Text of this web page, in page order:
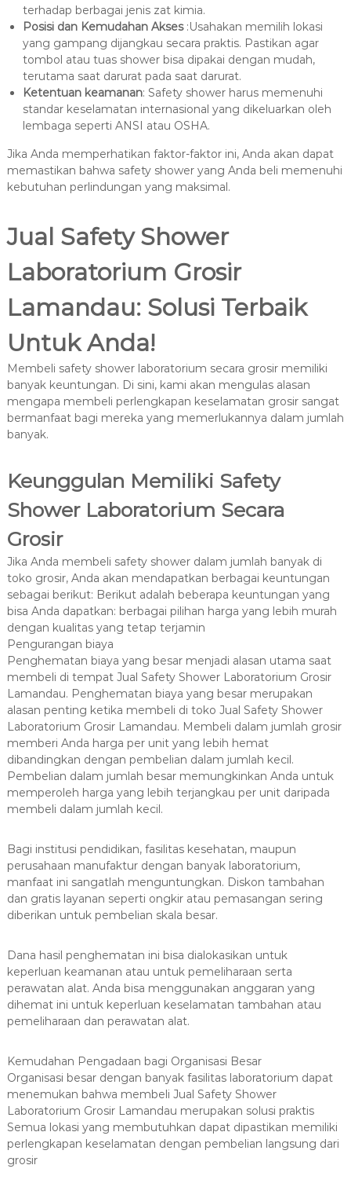
terhadap berbagai jenis zat kimia.
Posisi dan Kemudahan Akses:Usahakan memilih lokasi
yang gampang dijangkau secara praktis. Pastikan agar
tombol atau tuas shower bisa dipakai dengan mudah,
terutama saat darurat pada saat darurat.
Ketentuan keamanan: Safety shower harus memenuhi
standar keselamatan internasional yang dikeluarkan oleh
lembaga seperti ANSI atau OSHA.
Jika Anda memperhatikan faktor-faktor ini, Anda akan dapat
memastikan bahwa safety shower yang Anda beli memenuhi
kebutuhan perlindungan yang maksimal.
Jual Safety Shower
Laboratorium Grosir
Lamandau: Solusi Terbaik
Untuk Anda!
Membeli safety shower laboratorium secara grosir memiliki
banyak keuntungan. Di sini, kami akan mengulas alasan
mengapa membeli perlengkapan keselamatan grosir sangat
bermanfaat bagi mereka yang memerlukannya dalam jumlah
banyak.
Keunggulan Memiliki Safety
Shower Laboratorium Secara
Grosir
Jika Anda membeli safety shower dalam jumlah banyak di
toko grosir, Anda akan mendapatkan berbagai keuntungan
sebagai berikut: Berikut adalah beberapa keuntungan yang
bisa Anda dapatkan: berbagai pilihan harga yang lebih murah
dengan kualitas yang tetap terjamin
Pengurangan biaya
Penghematan biaya yang besar menjadi alasan utama saat
membeli di tempat Jual Safety Shower Laboratorium Grosir
Lamandau. Penghematan biaya yang besar merupakan
alasan penting ketika membeli di toko Jual Safety Shower
Laboratorium Grosir Lamandau. Membeli dalam jumlah grosir
memberi Anda harga per unit yang lebih hemat
dibandingkan dengan pembelian dalam jumlah kecil.
Pembelian dalam jumlah besar memungkinkan Anda untuk
memperoleh harga yang lebih terjangkau per unit daripada
membeli dalam jumlah kecil.
Bagi institusi pendidikan, fasilitas kesehatan, maupun
perusahaan manufaktur dengan banyak laboratorium,
manfaat ini sangatlah menguntungkan. Diskon tambahan
dan gratis layanan seperti ongkir atau pemasangan sering
diberikan untuk pembelian skala besar.
Dana hasil penghematan ini bisa dialokasikan untuk
keperluan keamanan atau untuk pemeliharaan serta
perawatan alat. Anda bisa menggunakan anggaran yang
dihemat ini untuk keperluan keselamatan tambahan atau
pemeliharaan dan perawatan alat.
Kemudahan Pengadaan bagi Organisasi Besar
Organisasi besar dengan banyak fasilitas laboratorium dapat
menemukan bahwa membeli Jual Safety Shower
Laboratorium Grosir Lamandau merupakan solusi praktis
Semua lokasi yang membutuhkan dapat dipastikan memiliki
perlengkapan keselamatan dengan pembelian langsung dari
grosir